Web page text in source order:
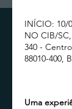
INÍCIO: 10/
NO CIB/
340 -
88010-400,
Uma